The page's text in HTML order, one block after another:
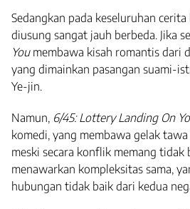
Sedangkan pada keseluruhan cerita
diusung sangat jauh berbeda. Jika
You membawa kisah romantis dari
yang dimainkan pasangan suami-
Ye-jin.
Namun, 6/45: Lottery Landing On
komedi, yang membawa gelak
meski secara konflik memang tidak
menawarkan kompleksitas sama,
hubungan tidak baik dari kedua